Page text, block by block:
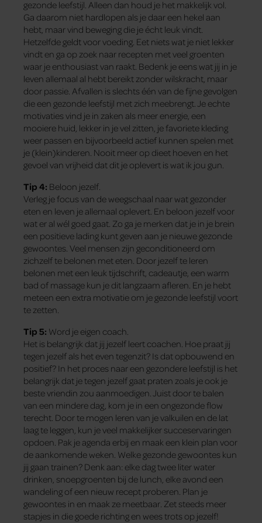
gezonde leefstijl. Alleen dan houd je het makkelijk vol.
Ga daarom niet hardlopen als je daar een hekel aan
hebt, maar vind beweging die je écht leuk vindt.
Hetzelfde geldt voor voeding. Eet niets wat je niet lekker
vindt en ga op zoek naar recepten met veel groenten
waar je enthousiast van raakt. Bedenk je eens wat jij in je
leven allemaal al hebt bereikt zonder wilskracht, maar
door passie. Afvallen is slechts één van de fijne gevolgen
die een gezonde leefstijl met zich meebrengt. Je echte
motivaties vind je in zaken als meer energie, een
mooiere huid, lekker in je vel zitten, je favoriete kleding
weer passen en bijvoorbeeld actief kunnen spelen met
je (klein)kinderen. Nooit meer op dieet hoeven en het
gevoel van vrijheid dat dit je oplevert is wat ik jou gun.
Tip 4: Beloon jezelf.
Verleg je focus van de weegschaal naar wat gezonder
eten en leven je allemaal oplevert. En beloon jezelf voor
wat er al wél goed gaat. Zo ga je merken dat je in je brein
een positieve lading kunt geven aan je nieuwe gezonde
gewoontes. Veel mensen zijn geconditioneerd om
zichzelf te belonen met eten. Door jezelf te leren
belonen met een leuk tijdschrift, cadeautje, een warm
bad of massage kun je dit langzaam afleren. En je hebt
meteen een extra motivatie om je gezonde leefstijl voort
te zetten.
Tip 5: Word je eigen coach.
Het is belangrijk dat jij jezelf leert coachen. Hoe praat jij
tegen jezelf als het even tegenzit? Is dat opbouwend en
positief? In het proces naar een gezondere leefstijl is het
belangrijk dat je tegen jezelf gaat praten zoals je ook je
beste vriendin zou aanmoedigen. Juist door te balen
van een mindere dag, kom je in een ongezonde flow
terecht. Door te mogen leren van je valkuilen en de lat
laag te leggen, kun je veel makkelijker succeservaringen
opdoen. Pak je agenda erbij en maak een klein plan voor
de aankomende weken. Welke gezonde gewoontes kun
jij gaan trainen? Denk aan: elke dag twee liter water
drinken, snoepgroenten bij de lunch, elke avond een
wandeling of een nieuw recept proberen. Plan je
gewoontes in en maak ze meetbaar. Zet steeds meer
stapjes in die goede richting en wees trots op jezelf!